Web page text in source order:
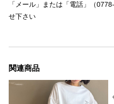
「メール」または「電話」（
せ下さい
関連商品